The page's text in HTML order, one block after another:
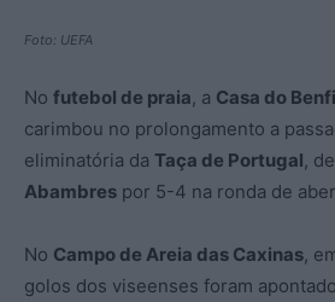
Foto: UEFA
No futebol de praia, a Casa do
carimbou no prolongamento a
eliminatória da Taça de Portugal,
Abambres por 5-4 na ronda de
No Campo de Areia das Caxinas,
golos dos viseenses foram